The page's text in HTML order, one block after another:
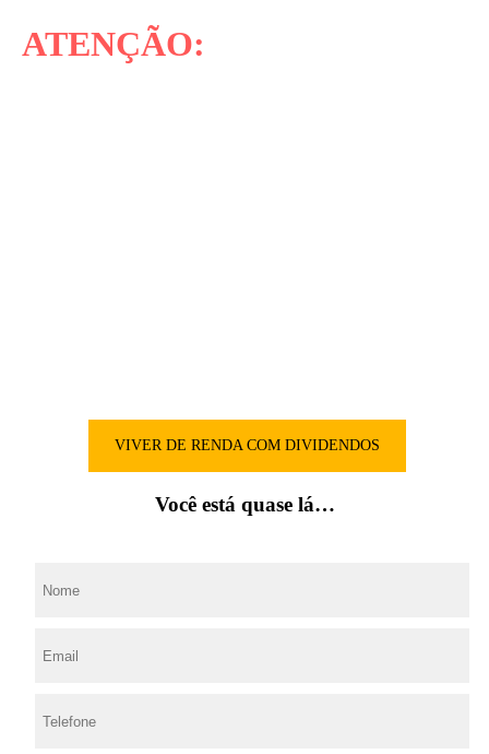
ATENÇÃO:
VIVER DE RENDA COM DIVIDENDOS
Você está quase lá…